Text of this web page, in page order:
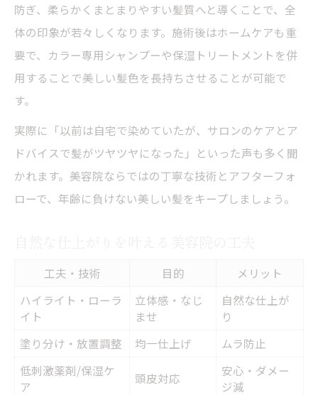
防ぎ、柔らかくまとまりやすい髪質へと導くことで、全
体の印象が若々しくなります。施術後はホームケアも重
要で、カラー専用シャンプーや保湿トリートメントを併
用することで美しい髪色を長持ちさせることが可能で
す。
実際に「以前は自宅で染めていたが、サロンのケアとア
ドバイスで髪がツヤツヤになった」といった声も多く聞
かれます。美容院ならではの丁寧な技術とアフターフォ
ローで、年齢に負けない美しい髪をキープしましょう。
工夫・技術 目的
メリット
ハイライト・ローラ
イト
立体感・なじ
ませ
自然な仕上が
り
塗り分け・放置調整
均一仕上げ
ムラ防止
低刺激薬剤/保湿ケ
ア
頭皮対応
安心・ダメー
ジ減